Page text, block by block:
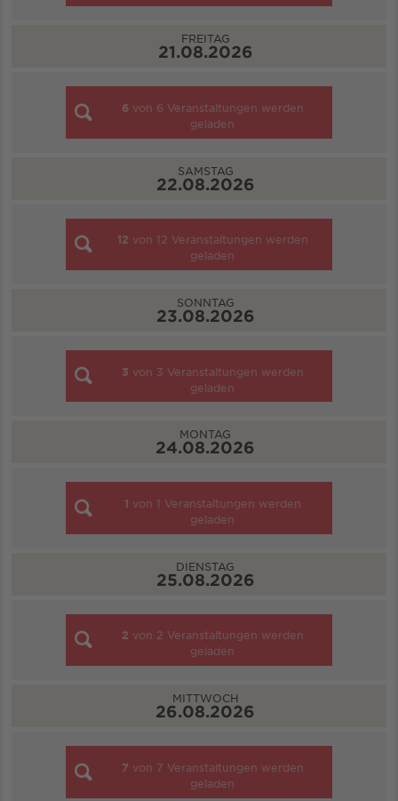
FREITAG
21.08.2026
6 von 6 Veranstaltungen werden
geladen
SAMSTAG
22.08.2026
12 von 12 Veranstaltungen werden
geladen
SONNTAG
23.08.2026
3 von 3 Veranstaltungen werden
geladen
MONTAG
24.08.2026
1 von 1 Veranstaltungen werden
geladen
DIENSTAG
25.08.2026
2 von 2 Veranstaltungen werden
geladen
MITTWOCH
26.08.2026
7 von 7 Veranstaltungen werden
geladen